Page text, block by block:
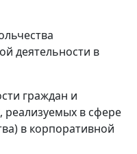
деятельности в
граждан и
реализуемых в сфере
в корпоративной